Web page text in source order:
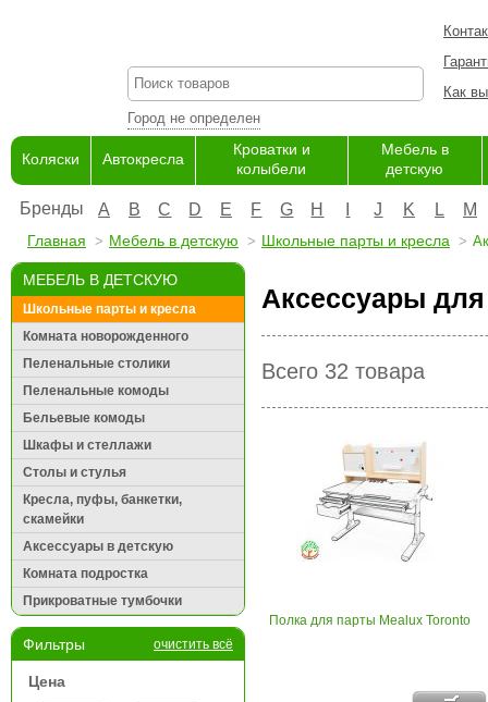
Город не определен
Как
Коляски Автокресла
Кроватки и
колыбели
Мебель в
детскую
Бренды A B C D E F G H J K L M
Главная Мебель в детскую Школьные парты и кресла
МЕБЕЛЬ В ДЕТСКУЮ
Школьные парты и кресла
Комната новорожденного
Пеленальные столики
Пеленальные комоды
Бельевые комоды
Шкафы и стеллажи
Столы и стулья
Кресла, пуфы, банкетки,
скамейки
Аксессуары в детскую
Комната подростка
Прикроватные тумбочки
Фильтры очистить всё
Цена
Аксессуары
Всего 32 товара
Полка для парты Mealux Toronto